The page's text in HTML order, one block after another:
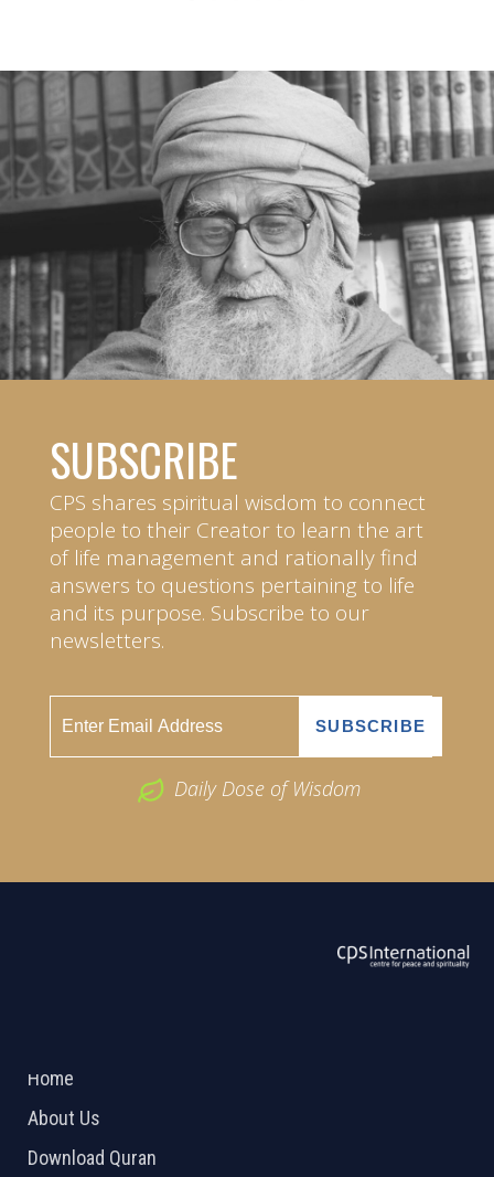
SUBSCRIBE
CPS shares spiritual wisdom to connect
people to their Creator to learn the art
of life management and rationally find
answers to questions pertaining to life
and its purpose. Subscribe to our
newsletters.
Daily Dose of Wisdom
Home
About Us
Download Quran